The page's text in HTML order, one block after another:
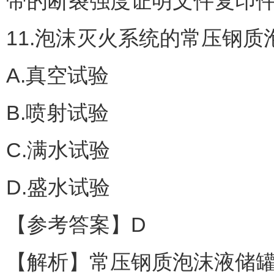
11.泡沫灭火系统的常压钢
A.真空试验
B.喷射试验
C.满水试验
D.盛水试验
【参考答案】D
【解析】常压钢质泡沫液储